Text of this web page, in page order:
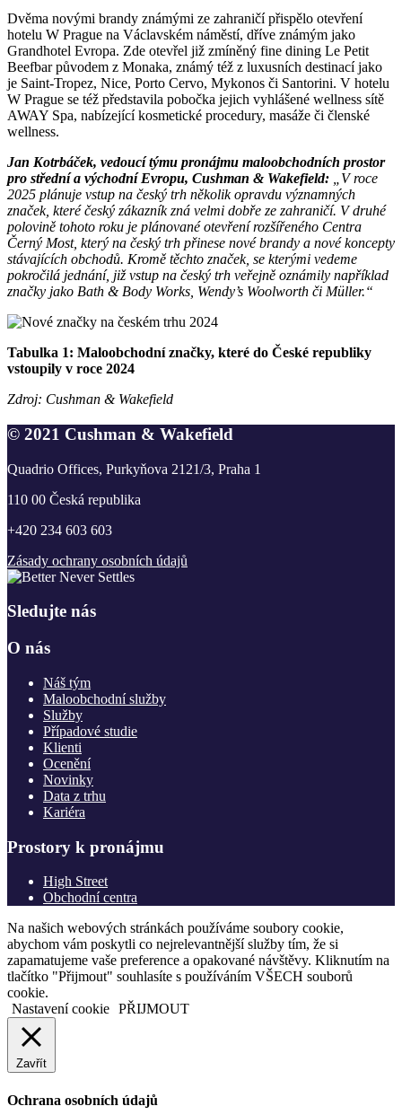
Dvěma novými brandy známými ze zahraničí přispělo otevření
hotelu W Prague na Václavském náměstí, dříve známým jako
Grandhotel Evropa. Zde otevřel již zmíněný fine dining Le Petit
Beefbar původem z Monaka, známý též z luxusních destinací jako
je Saint-Tropez, Nice, Porto Cervo, Mykonos či Santorini. V hotelu
W Prague se též představila pobočka jejich vyhlášené wellness sítě
AWAY Spa, nabízející kosmetické procedury, masáže či členské
wellness.
Jan Kotrbáček, vedoucí týmu pronájmu maloobchodních prostor
pro střední a východní Evropu, Cushman & Wakefield: „V roce
2025 plánuje vstup na český trh několik opravdu významných
značek, které český zákazník zná velmi dobře ze zahraničí. V druhé
polovině tohoto roku je plánované otevření rozšířeného Centra
Černý Most, který na český trh přinese nové brandy a nové koncepty
stávajících obchodů. Kromě těchto značek, se kterými vedeme
pokročilá jednání, již vstup na český trh veřejně oznámily například
značky jako Bath & Body Works, Wendy’s Woolworth či Müller.“
Tabulka 1: Maloobchodní značky, které do České republiky
vstoupily v roce 2024
Zdroj: Cushman & Wakefield
© 2021 Cushman & Wakefield
Quadrio Offices, Purkyňova 2121/3, Praha 1
110 00 Česká republika
+420 234 603 603
Zásady ochrany osobních údajů
Sledujte nás
O nás
Náš tým
Maloobchodní služby
Služby
Případové studie
Klienti
Ocenění
Novinky
Data z trhu
Kariéra
Prostory k pronájmu
High Street
Obchodní centra
Na našich webových stránkách používáme soubory cookie,
abychom vám poskytli co nejrelevantnější služby tím, že si
zapamatujeme vaše preference a opakované návštěvy. Kliknutím na
tlačítko "Přijmout" souhlasíte s používáním VŠECH souborů
cookie.
Nastavení cookie PŘIJMOUT
Zavřít
Ochrana osobních údajů